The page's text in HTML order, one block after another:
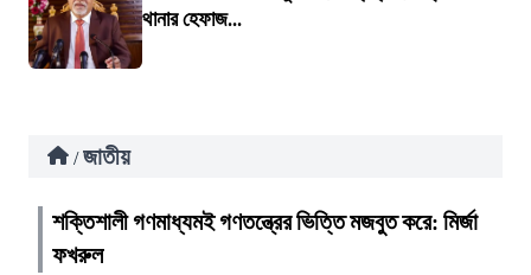
থানার হেফাজ...
/ জাতীয়
শক্তিশালী গণমাধ্যমই গণতন্ত্রের ভিত্তি মজবুত করে: মির্জা
ফখরুল